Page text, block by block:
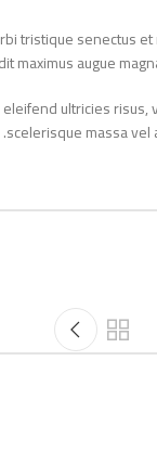
tristique senectus
maximus augue
eleifend ultricies
scelerisque massa